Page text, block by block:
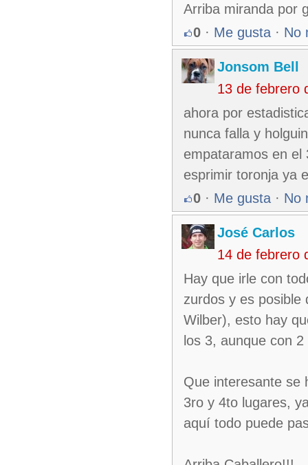
Arriba miranda por
0 · Me gusta · No
Jonsom Bell
13 de febrero
ahora por
nunca falla y
empataramos en el
esprimir toronja ya
0 · Me gusta · No
José Carlos
14 de febrero
Hay que irle con
zurdos y es posible
Wilber), esto hay
los 3, aunque con
Que interesante se
3ro y 4to lugares,
aquí todo puede